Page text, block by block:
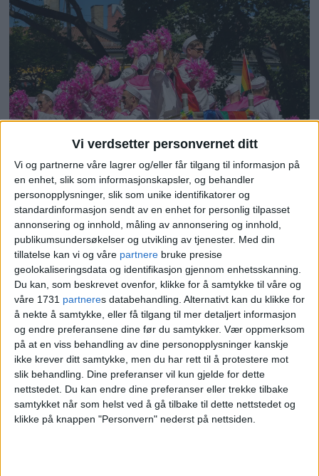
Vi verdsetter personvernet ditt
Vi og partnerne våre lagrer og/eller får tilgang til informasjon på
en enhet, slik som informasjonskapsler, og behandler
personopplysninger, slik som unike identifikatorer og
standardinformasjon sendt av en enhet for personlig tilpasset
annonsering og innhold, måling av annonsering og innhold,
publikumsundersøkelser og utvikling av tjenester. Med din
tillatelse kan vi og våre partnere bruke presise
geolokaliseringsdata og identifikasjon gjennom enhetsskanning.
Du kan, som beskrevet ovenfor, klikke for å samtykke til våre og
våre 1731 partneres databehandling. Alternativt kan du klikke for
å nekte å samtykke, eller få tilgang til mer detaljert informasjon
og endre preferansene dine før du samtykker. Vær oppmerksom
på at en viss behandling av dine personopplysninger kanskje
ikke krever ditt samtykke, men du har rett til å protestere mot
slik behandling. Dine preferanser vil kun gjelde for dette
nettstedet. Du kan endre dine preferanser eller trekke tilbake
samtykket når som helst ved å gå tilbake til dette nettstedet og
klikke på knappen "Personvern" nederst på nettsiden.
Sommeren 2021 var et gjenåpning og Oslo
Pride-paraden gikk av stabelen, om enn med
restriksjoner og ekstra mange biler. Oslo
fagottkor deltok som vanlig med stort
engasjement og vakker sang. Foto: Silvia De
Giorgi/Oslo Pride